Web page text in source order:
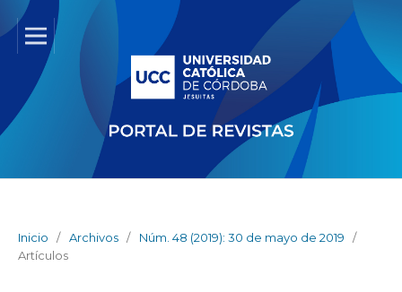
Inicio / Archivos / Núm. 48 (2019): 30 de mayo de 2019
/
Artículos